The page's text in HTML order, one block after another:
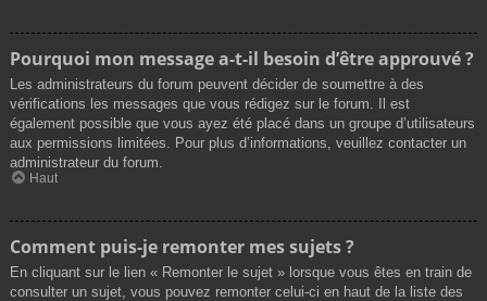
Pourquoi mon message a-t-il besoin d’être approuvé ?
Les administrateurs du forum peuvent décider de soumettre à des
vérifications les messages que vous rédigez sur le forum. Il est
également possible que vous ayez été placé dans un groupe d’utilisateurs
aux permissions limitées. Pour plus d’informations, veuillez contacter un
administrateur du forum.
Haut
Comment puis-je remonter mes sujets ?
En cliquant sur le lien « Remonter le sujet » lorsque vous êtes en train de
consulter un sujet, vous pouvez remonter celui-ci en haut de la liste des